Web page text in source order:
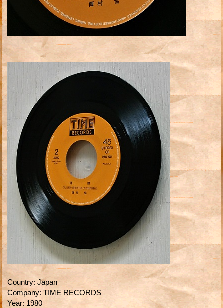
Country: Japan
Company: TIME RECORDS
Year: 1980